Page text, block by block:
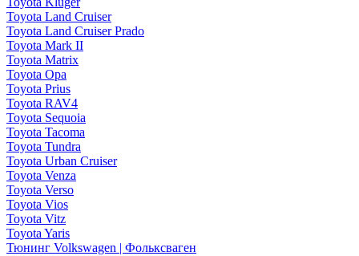
Toyota Land Cruiser
Toyota Land Cruiser Prado
Toyota Mark II
Toyota Matrix
Toyota Opa
Toyota Prius
Toyota RAV4
Toyota Sequoia
Toyota Tacoma
Toyota Tundra
Toyota Urban Cruiser
Toyota Venza
Toyota Verso
Toyota Vios
Toyota Vitz
Toyota Yaris
Тюнинг Volkswagen | Фольксваген